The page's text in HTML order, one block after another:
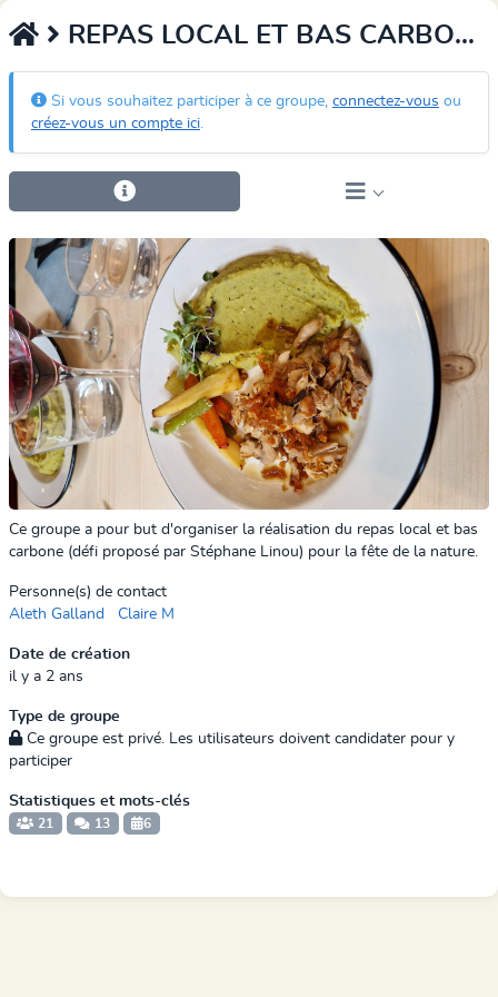
REPAS LOCAL ET BAS CARBONE
Si vous souhaitez participer à ce groupe, connectez-vous ou
créez-vous un compte ici.
Ce groupe a pour but d'organiser la réalisation du repas local et bas
carbone (défi proposé par Stéphane Linou) pour la fête de la nature.
Personne(s) de contact
Aleth Galland
Claire M
Date de création
il y a 2 ans
Type de groupe
Ce groupe est privé. Les utilisateurs doivent candidater pour y
participer
Statistiques et mots-clés
21 13 6